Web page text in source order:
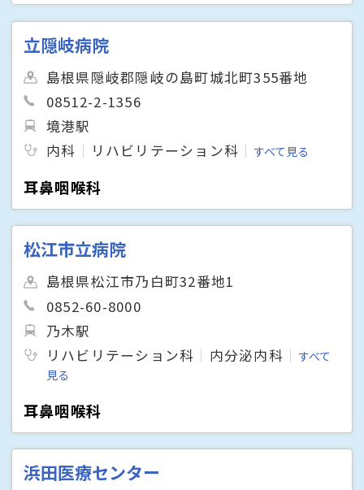
立隠岐病院
島根県隠岐郡隠岐の島町城北町355番地
08512-2-1356
境港駅
内科
リハビリテーション科 すべて見る
耳鼻咽喉科
松江市立病院
島根県松江市乃白町32番地1
0852-60-8000
乃木駅
リハビリテーション科
内分泌内科
すべて
見る
耳鼻咽喉科
浜田医療センター